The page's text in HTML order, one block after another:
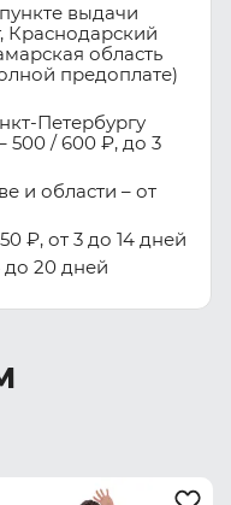
выдачи
Краснодарский
область
предоплате)
Петербургу
500 / 600 ₽, до 3
и области – от
₽, от 3 до 14 дней
до 20 дней